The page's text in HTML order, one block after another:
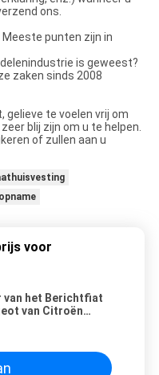
ons.
Meeste punten zijn in
is geweest?
zaken sinds 2008
gelieve te voelen vrij om
blij zijn om u te helpen.
of zullen aan u
voor
van het Berichtfiat
van Citroën
1336.M8